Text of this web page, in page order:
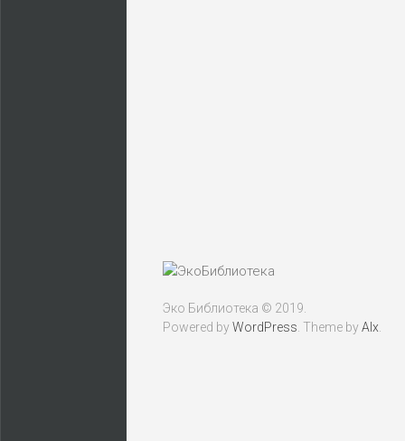
Эко Библиотека © 2019.
Powered byWordPress . Theme byAlx